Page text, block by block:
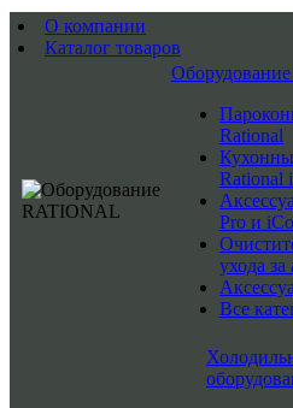
О компании
Каталог товаров
Rational
Rational
Pro и
ухода
Все